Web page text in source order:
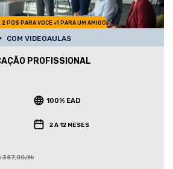
2 POS PARA VOCE +1 PARA UM AMIGO
COM VIDEOAULAS
PROFISSIONAL
100% EAD
2 A 12 MESES
387,00/Mês